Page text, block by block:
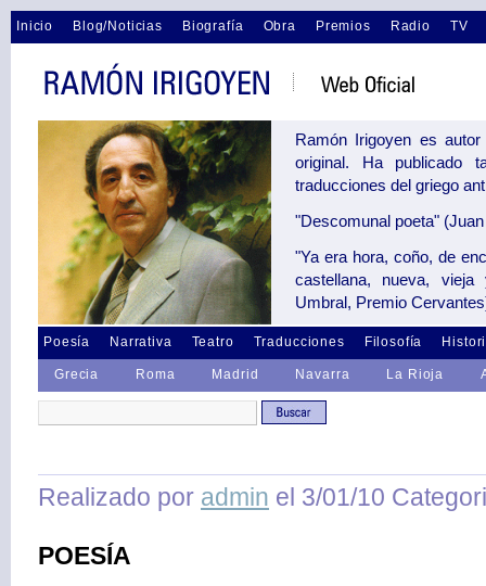
Inicio Blog/Noticias Biografía Obra Premios Radio TV
Ramón Irigoyen es
original. Ha publicado
traducciones del griego
"Descomunal poeta"
"Ya era hora, coño, de
castellana, nueva, vieja
Umbral, Premio
Poesía Narrativa Teatro Traducciones Filosofía
Grecia Roma Madrid Navarra La Rioja
Realizado por admin el 3/01/10
POESÍA